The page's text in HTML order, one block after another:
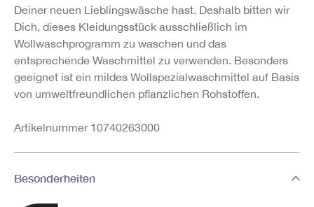
Deiner neuen Lieblingswäsche hast. Deshalb bitten wir
Dich, dieses Kleidungsstück ausschließlich im
Wollwaschprogramm zu waschen und das
entsprechende Waschmittel zu verwenden. Besonders
geeignet ist ein mildes Wollspezialwaschmittel auf Basis
von umweltfreundlichen pflanzlichen Rohstoffen.
Artikelnummer 10740263000
Besonderheiten